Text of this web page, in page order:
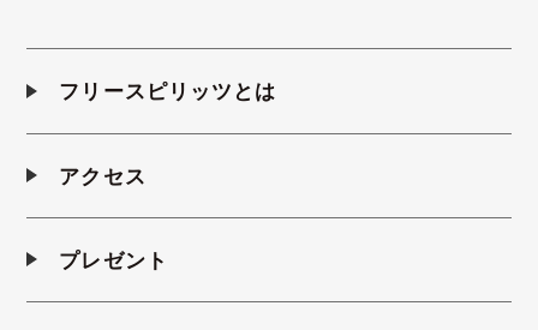
フリースピリッツとは
アクセス
プレゼント